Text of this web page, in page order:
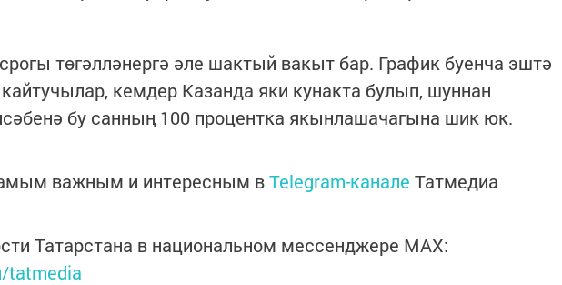
төгәлләнергә әле шактый вакыт бар. График буенча эштә
кемдер Казанда яки кунакта булып, шуннан
бу санның 100 процентка якынлашачагына шик юк.
важным и интересным вTelegram-канале Татмедиа
Татарстана в национальном мессенджере MАХ:
tatmedia